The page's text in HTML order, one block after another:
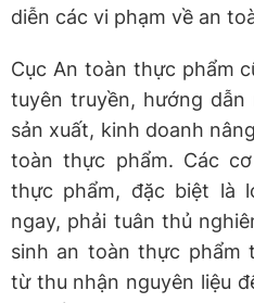
diễn các vi phạm về an
Cục An toàn thực phẩm
tuyên truyền, hướng
sản xuất, kinh doanh
toàn thực phẩm. Các
thực phẩm, đặc biệt là
ngay, phải tuân thủ
sinh an toàn thực phẩm
từ thu nhận nguyên liệu